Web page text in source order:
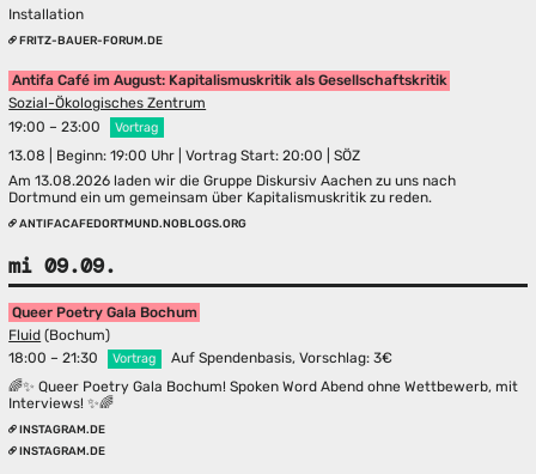
Installation
FRITZ-BAUER-FORUM.DE
Antifa Café im August: Kapitalismuskritik als Gesellschaftskritik
Sozial-Ökologisches Zentrum
19:00 – 23:00
Vortrag
13.08 | Beginn: 19:00 Uhr | Vortrag Start: 20:00 | SÖZ
Am 13.08.2026 laden wir die Gruppe Diskursiv Aachen zu uns nach
Dortmund ein um gemeinsam über Kapitalismuskritik zu reden.
ANTIFACAFEDORTMUND.NOBLOGS.ORG
mi 09.09.
Queer Poetry Gala Bochum
Fluid (Bochum)
18:00 – 21:30
Vortrag
Auf Spendenbasis, Vorschlag: 3€
🌈✨ Queer Poetry Gala Bochum! Spoken Word Abend ohne Wettbewerb, mit
Interviews! ✨🌈
INSTAGRAM.DE
INSTAGRAM.DE